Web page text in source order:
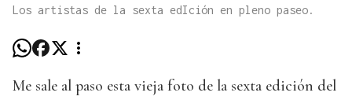
Los artistas de la sexta edIción en pleno paseo.
Me sale al paso esta vieja foto de la sexta edición del